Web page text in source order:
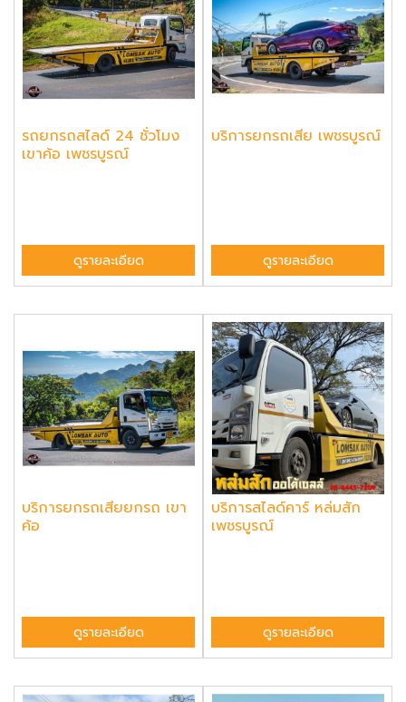
รถยกรถสไลด์ 24 ชั่วโมง
เขาค้อ เพชรบูรณ์
ดูรายละเอียด
บริการยกรถเสีย เพชรบูรณ์
ดูรายละเอียด
บริการยกรถเสียยกรถ เขา
ค้อ
ดูรายละเอียด
บริการสไลด์คาร์ หล่มสัก
เพชรบูรณ์
ดูรายละเอียด